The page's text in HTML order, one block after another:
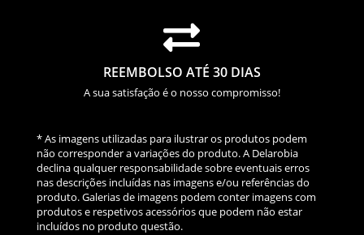

REEMBOLSO ATÉ 30 DIAS
A sua satisfação é o nosso compromisso!
* As imagens utilizadas para ilustrar os produtos podem
não corresponder a variações do produto. A Delarobia
declina qualquer responsabilidade sobre eventuais erros
nas descrições incluídas nas imagens e/ou referências do
produto. Galerias de imagens podem conter imagens com
produtos e respetivos acessórios que podem não estar
incluídos no produto questão.